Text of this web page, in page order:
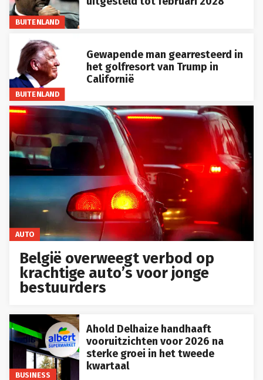
BUITENLAND
BUITENLAND
Gewapende man gearresteerd in
het golfresort van Trump in
Californië
AUTO
België overweegt verbod op
krachtige auto’s voor jonge
bestuurders
BUSINESS
Ahold Delhaize handhaaft
vooruitzichten voor 2026 na
sterke groei in het tweede
kwartaal